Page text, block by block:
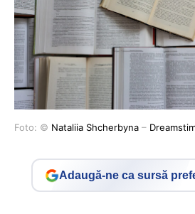
Foto: © Nataliia Shcherbyna –
Adaugă-ne ca sursă